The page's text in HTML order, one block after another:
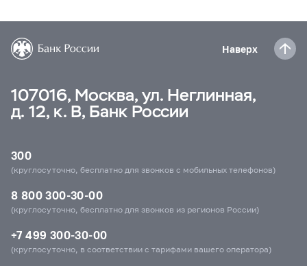
Наверх
107016, Москва, ул. Неглинная,
д. 12, к. В, Банк России
300
(круглосуточно, бесплатно для звонков с мобильных телефонов)
8 800 300-30-00
(круглосуточно, бесплатно для звонков из регионов России)
+7 499 300-30-00
(круглосуточно, в соответствии с тарифами вашего оператора)